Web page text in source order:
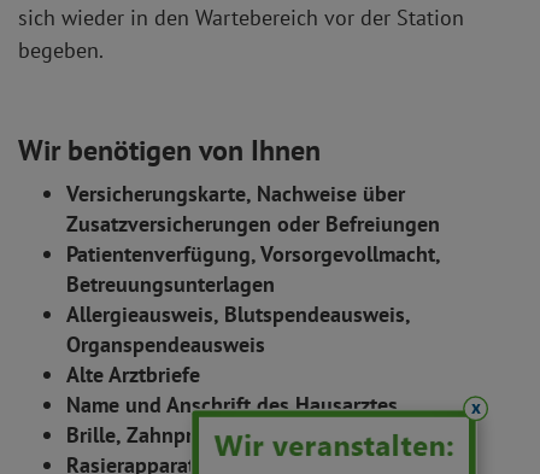
sich wieder in den Wartebereich vor der Station
begeben.
Wir benötigen von Ihnen
Versicherungskarte, Nachweise über
Zusatzversicherungen oder Befreiungen
Patientenverfügung, Vorsorgevollmacht,
Betreuungsunterlagen
Allergieausweis, Blutspendeausweis,
Organspendeausweis
Alte Arztbriefe
Name und Anschrift des Hausarztes
Brille, Zahnprothese, Hörgeräte
Rasierapparat, Deodorant
x